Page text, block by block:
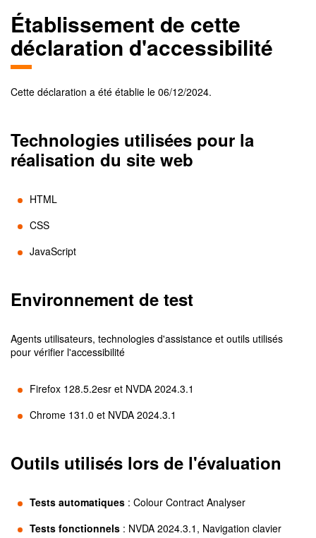
Établissement de cette
déclaration d'accessibilité
Cette déclaration a été établie le 06/12/2024.
Technologies utilisées pour la
réalisation du site web
HTML
CSS
JavaScript
Environnement de test
Agents utilisateurs, technologies d'assistance et outils utilisés
pour vérifier l'accessibilité
Firefox 128.5.2esr et NVDA 2024.3.1
Chrome 131.0 et NVDA 2024.3.1
Outils utilisés lors de l'évaluation
Tests automatiques : Colour Contract Analyser
Tests fonctionnels : NVDA 2024.3.1, Navigation clavier